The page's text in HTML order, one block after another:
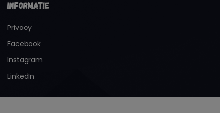
Informatie
Privacy
Facebook
Instagram
LinkedIn